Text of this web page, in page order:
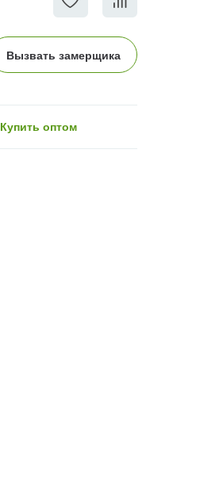
Вызвать замерщика
Купить оптом